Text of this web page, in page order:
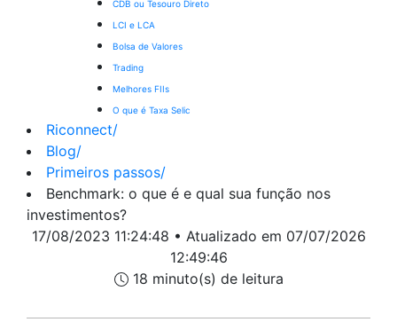
CDB ou Tesouro Direto
LCI e LCA
Bolsa de Valores
Trading
Melhores FIIs
O que é Taxa Selic
Riconnect/
Blog/
Primeiros passos/
Benchmark: o que é e qual sua função nos
investimentos?
17/08/2023 11:24:48 • Atualizado em 07/07/2026
12:49:46
18 minuto(s) de leitura